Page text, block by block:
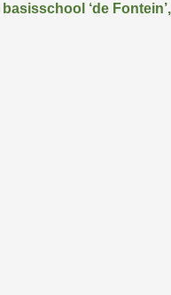
basisschool ‘de Fontein’,